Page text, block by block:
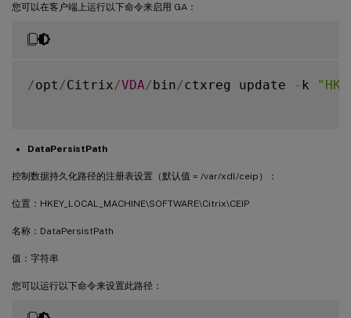
您可以在客户端上运行以下命令来启用 GA：
/opt /Citrix/VDA/bin/ctxreg update - k
DataPersistPath
控制数据持久化路径的注册表设置（默认值 = /var/xdl/ceip）：
位置：HKEY_LOCAL_MACHINE\SOFTWARE\Citrix\CEIP
名称：DataPersistPath
值：字符串
您可以运行以下命令来设置此路径：